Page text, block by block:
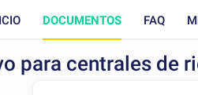
DOCUMENTOS FAQ
para centrales de